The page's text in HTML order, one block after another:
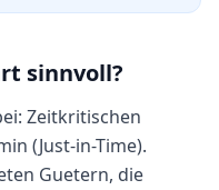
sinnvoll?
Zeitkritischen
(Just-in-Time).
Guetern, die